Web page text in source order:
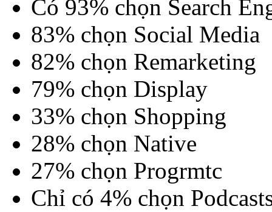
Có 93% chọn Search
83% chọn Social Media
82% chọn Remarketing
79% chọn Display
33% chọn Shopping
28% chọn Native
27% chọn Progrmtc
Chỉ có 4% chọn